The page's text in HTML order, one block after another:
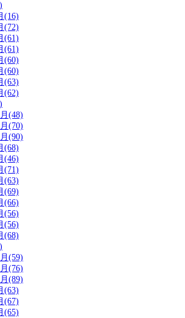
(16)
(72)
(61)
(61)
(60)
(60)
(63)
(62)
(48)
(70)
(90)
(68)
(46)
(71)
(63)
(69)
(66)
(56)
(56)
(68)
(59)
(76)
(89)
(63)
(67)
(65)